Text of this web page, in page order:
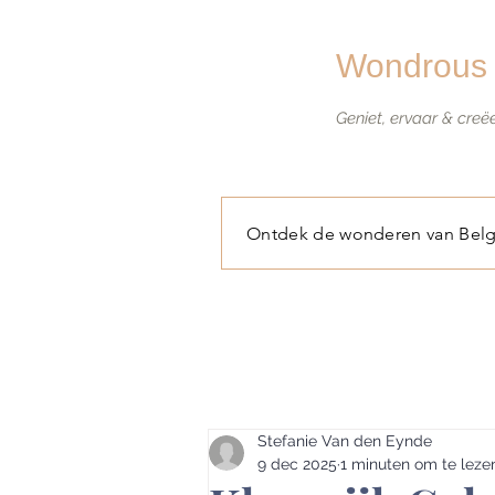
Geniet, ervaar &
Ontdek de wonderen van
Stefanie Van den Eynde
9 dec 2025 1 minuten om te